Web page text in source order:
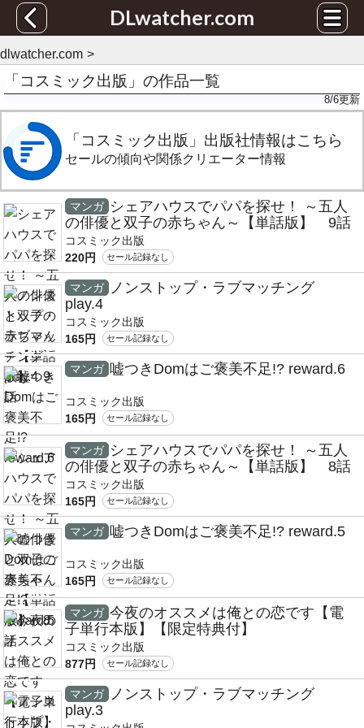
DLwatcher.com
dlwatcher.com
「コスミック出版」の作品一覧
8/6更新
「コスミック出版」出版社情報はこちら
セールの傾向や関係クリエーター情報
マンガ シェアハウスでパパを探せ！ ～五人
の俳優と双子の赤ちゃん～【単話版】 9話
コスミック出版
220円
セール記録なし
マンガ
ノンストップ・ラブマッチング
play.4
コスミック出版
165円
セール記録なし
マンガ 嘘つきDomはご褒美不足!? reward.6
コスミック出版
165円
セール記録なし
マンガ シェアハウスでパパを探せ！ ～五人
の俳優と双子の赤ちゃん～【単話版】 8話
コスミック出版
165円
セール記録なし
マンガ 嘘つきDomはご褒美不足!? reward.5
コスミック出版
165円
セール記録なし
マンガ 今夜のオススメは俺との恋です【電
子単行本版】【限定特典付】
コスミック出版
877円
セール記録なし
マンガ
ノンストップ・ラブマッチング
play.3